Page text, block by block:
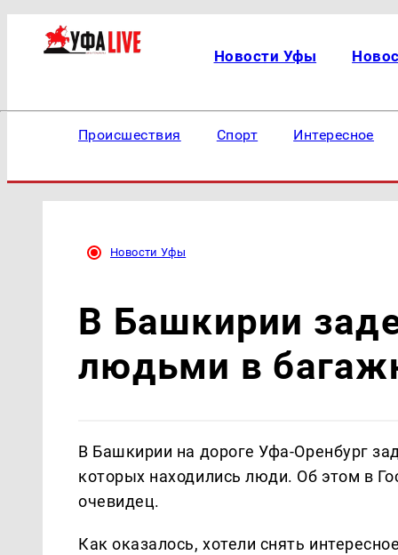
Новости Уфы
Происшествия Спорт Интересное
Новости Уфы
В Башкирии
людьми в
В Башкирии на дороге Уфа-Оренбург
которых находились люди. Об этом в
очевидец.
Как оказалось, хотели снять